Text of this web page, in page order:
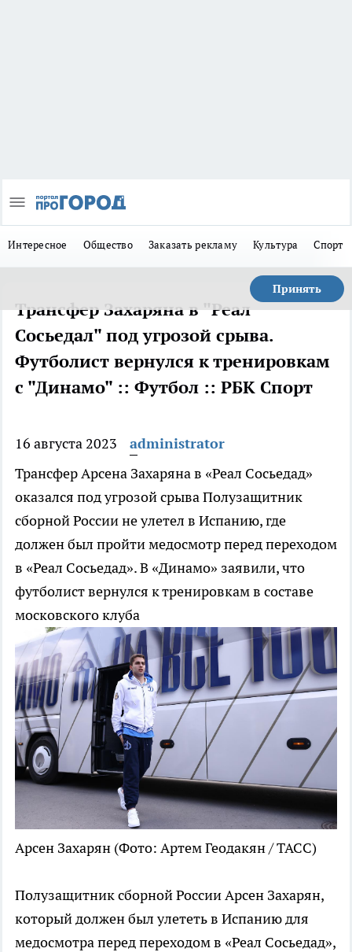
Интересное Общество Заказать рекламу Культура Спорт
Принять
Трансфер Захаряна в "Реал
Сосьедал" под угрозой срыва.
Футболист вернулся к тренировкам
с "Динамо" :: Футбол :: РБК Спорт
16 августа 2023
administrator
Трансфер Арсена Захаряна в «Реал Сосьедад»
оказался под угрозой срываПолузащитник
сборной России не улетел в Испанию, где
должен был пройти медосмотр перед переходом
в «Реал Сосьедад». В «Динамо» заявили, что
футболист вернулся к тренировкам в составе
московского клуба
Арсен Захарян (Фото: Артем Геодакян / ТАСС)
Полузащитник сборной России Арсен Захарян,
который должен был улететь в Испанию для
медосмотра перед переходом в «Реал Сосьедад»,